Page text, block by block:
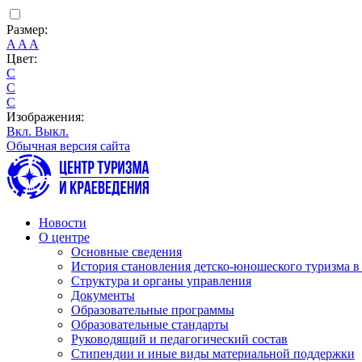
Размер:
A A A
Цвет:
C
C
C
Изображения:
Вкл. Выкл.
Обычная версия сайта
Новости
О центре
Основные сведения
История становления детско-юношеского туризма
Структура и органы управления
Документы
Образовательные программы
Образовательные стандарты
Руководящий и педагогический состав
Стипендии и иные виды материальной поддержки